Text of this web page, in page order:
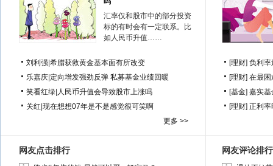
汇率仅和股市中的部分投资
标的有时会有一定联系。比
如人民币升值……
刘利强 希腊获救黄金基本面有所改变
乐嘉庆 定向增发强劲反弹 私募基金业绩回暖
笑看红绿 人民币升值会导致股市上涨吗
关红 现在想想07年是不是感觉很可笑啊
更多 >>
[理财] 负利率
[理财] 在最困
[基金] 嘉实基
[理财] 正利率
网友点击排行 网友评论排行